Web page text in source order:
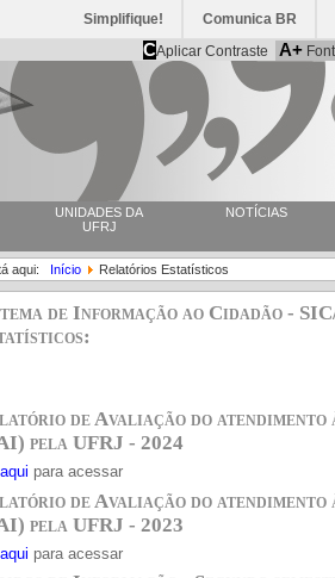
Simplifique! Comunica BR
CAplicar Contraste A+
UNIDADES DA
UFRJ
NOTÍCIAS
aqui: Início Relatórios Estatísticos
de Informação ao Cidadão -
de Avaliação do atendimento
pela UFRJ - 2024
aqui para acessar
de Avaliação do atendimento
pela UFRJ - 2023
aqui para acessar